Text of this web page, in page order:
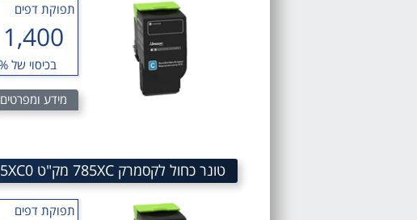
תפוקת דפים
1,400
בכיסוי של 5%
מידע ומפרטים
טונר כחול לקסמרק 785XC מק"ט 785XC Cyan Toner Cartridge 78C5XC0
תפוקת דפים